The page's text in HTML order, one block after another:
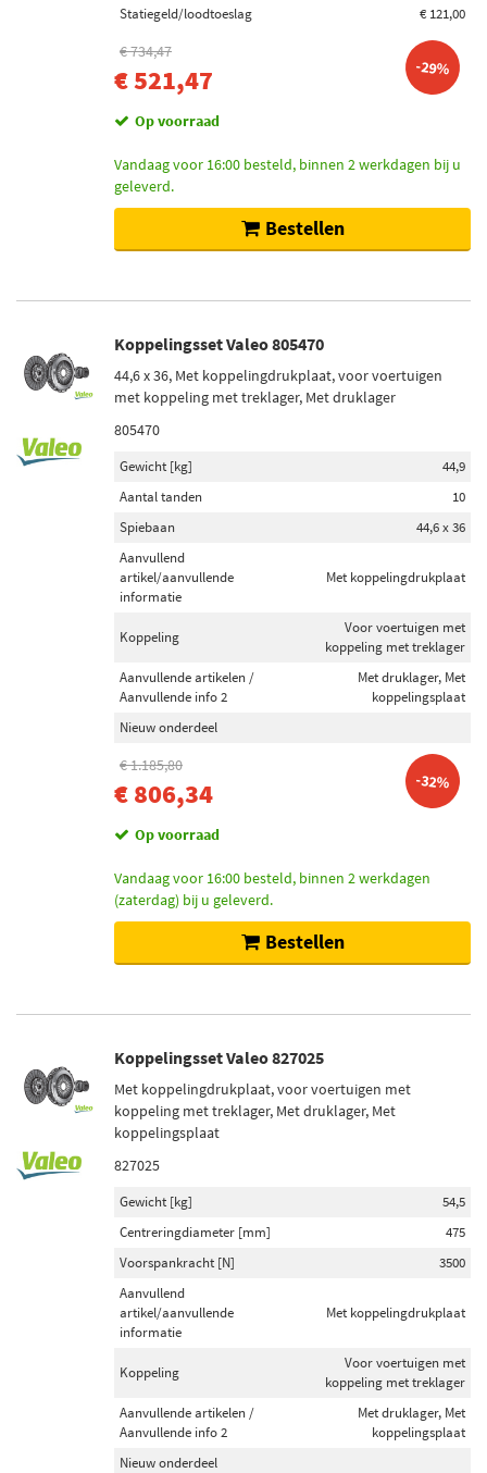
Statiegeld/loodtoeslag € 121,00
€ 734,47
€ 521,47 -29%
Op voorraad
Vandaag voor 16:00 besteld, binnen 2 werkdagen bij u
geleverd.
Bestellen
Koppelingsset Valeo 805470
44,6 x 36, Met koppelingdrukplaat, voor voertuigen
met koppeling met treklager, Met druklager
805470
Gewicht [kg]
44,9
Aantal tanden
10
Spiebaan
44,6 x 36
Aanvullend
artikel/aanvullende
informatie
Met koppelingdrukplaat
Koppeling
Voor voertuigen met
koppeling met treklager
Aanvullende artikelen /
Aanvullende info 2
Met druklager, Met
koppelingsplaat
Nieuw onderdeel
€ 1.185,80
€ 806,34 -32%
Op voorraad
Vandaag voor 16:00 besteld, binnen 2 werkdagen
(zaterdag) bij u geleverd.
Bestellen
Koppelingsset Valeo 827025
Met koppelingdrukplaat, voor voertuigen met
koppeling met treklager, Met druklager, Met
koppelingsplaat
827025
Gewicht [kg]
54,5
Centreringdiameter [mm]
475
Voorspankracht [N]
3500
Aanvullend
artikel/aanvullende
informatie
Met koppelingdrukplaat
Koppeling
Voor voertuigen met
koppeling met treklager
Aanvullende artikelen /
Aanvullende info 2
Met druklager, Met
koppelingsplaat
Nieuw onderdeel